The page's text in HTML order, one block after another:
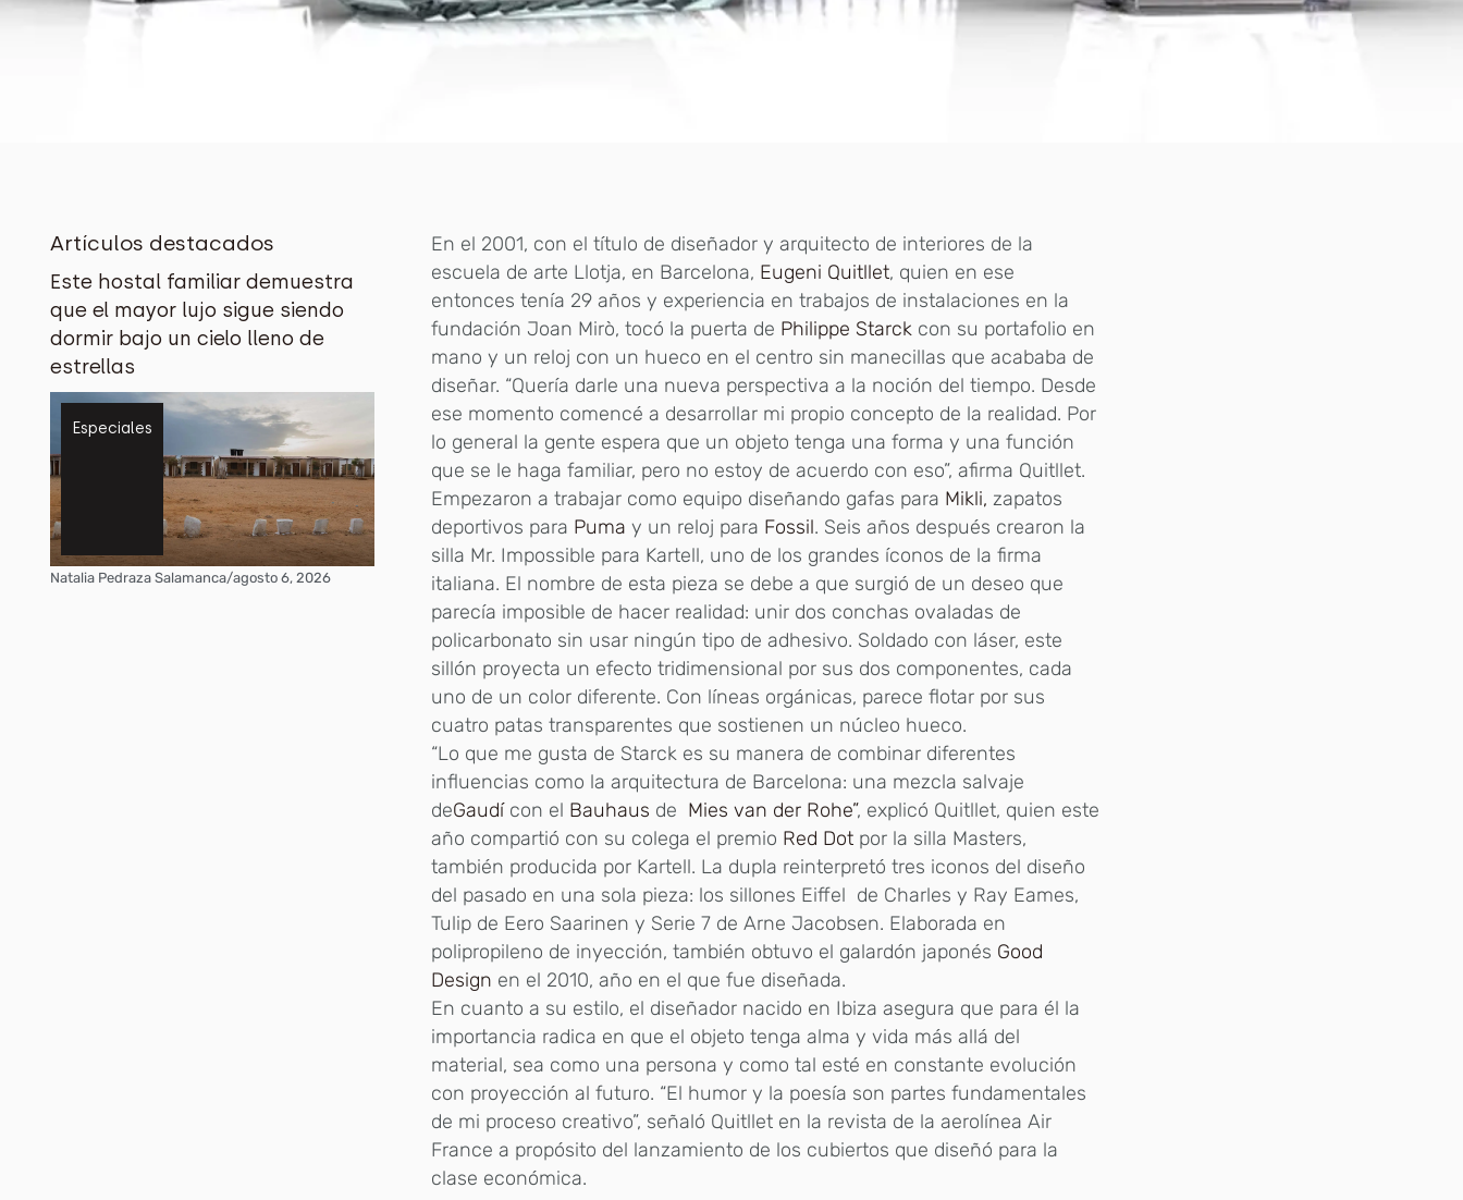
Artículos destacados
Este hostal familiar demuestra
que el mayor lujo sigue siendo
dormir bajo un cielo lleno de
estrellas
Especiales
Natalia Pedraza Salamanca/agosto 6, 2026
En el 2001, con el título de diseñador y arquitecto de interiores de la
escuela de arte Llotja, en Barcelona, Eugeni Quitllet, quien en ese
entonces tenía 29 años y experiencia en trabajos de instalaciones en la
fundación Joan Mirò, tocó la puerta de Philippe Starck con su portafolio en
mano y un reloj con un hueco en el centro sin manecillas que acababa de
diseñar. “Quería darle una nueva perspectiva a la noción del tiempo. Desde
ese momento comencé a desarrollar mi propio concepto de la realidad. Por
lo general la gente espera que un objeto tenga una forma y una función
que se le haga familiar, pero no estoy de acuerdo con eso”, afirma Quitllet.
Empezaron a trabajar como equipo diseñando gafas para Mikli, zapatos
deportivos para Puma y un reloj para Fossil. Seis años después crearon la
silla Mr. Impossible para Kartell, uno de los grandes íconos de la firma
italiana. El nombre de esta pieza se debe a que surgió de un deseo que
parecía imposible de hacer realidad: unir dos conchas ovaladas de
policarbonato sin usar ningún tipo de adhesivo. Soldado con láser, este
sillón proyecta un efecto tridimensional por sus dos componentes, cada
uno de un color diferente. Con líneas orgánicas, parece flotar por sus
cuatro patas transparentes que sostienen un núcleo hueco.
“Lo que me gusta de Starck es su manera de combinar diferentes
influencias como la arquitectura de Barcelona: una mezcla salvaje
deGaudí con el Bauhaus de Mies van der Rohe”, explicó Quitllet, quien este
año compartió con su colega el premio Red Dot por la silla Masters,
también producida por Kartell. La dupla reinterpretó tres iconos del diseño
del pasado en una sola pieza: los sillones Eiffel de Charles y Ray Eames,
Tulip de Eero Saarinen y Serie 7 de Arne Jacobsen. Elaborada en
polipropileno de inyección, también obtuvo el galardón japonés Good
Design en el 2010, año en el que fue diseñada.
En cuanto a su estilo, el diseñador nacido en Ibiza asegura que para él la
importancia radica en que el objeto tenga alma y vida más allá del
material, sea como una persona y como tal esté en constante evolución
con proyección al futuro. “El humor y la poesía son partes fundamentales
de mi proceso creativo”, señaló Quitllet en la revista de la aerolínea Air
France a propósito del lanzamiento de los cubiertos que diseñó para la
clase económica.